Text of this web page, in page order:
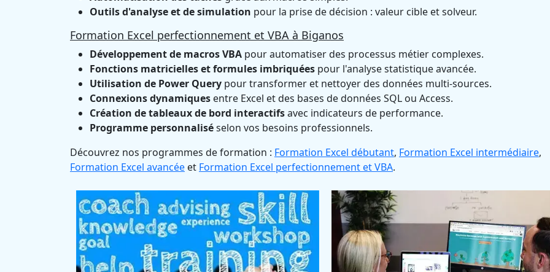
Outils d'analyse et de simulation pour la prise de décision : valeur cible et solveur.
Formation Excel perfectionnement et VBA à Biganos
Développement de macros VBA pour automatiser des processus métier complexes.
Fonctions matricielles et formules imbriquées pour l'analyse statistique avancée.
Utilisation de Power Query pour transformer et nettoyer des données multi-sources.
Connexions dynamiques entre Excel et des bases de données SQL ou Access.
Création de tableaux de bord interactifsavec indicateurs de performance.
Programme personnaliséselon vos besoins professionnels.
Découvrez nos programmes de formation : Formation Excel débutant, Formation Excel intermédiaire,
Formation Excel avancée et Formation Excel perfectionnement et VBA.